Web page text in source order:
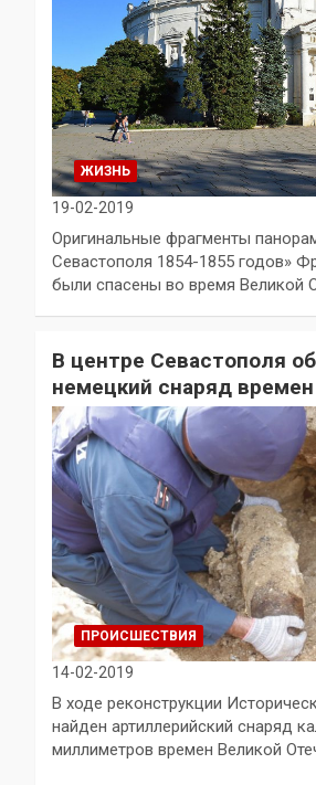
ЖИЗНЬ
19-02-2019
Оригинальные фрагменты
Севастополя 1854-1855 годов»
были спасены во время Великой
В центре Севастополя
немецкий снаряд
ПРОИСШЕСТВИЯ
14-02-2019
В ходе реконструкции
найден артиллерийский снаряд
миллиметров времен Великой